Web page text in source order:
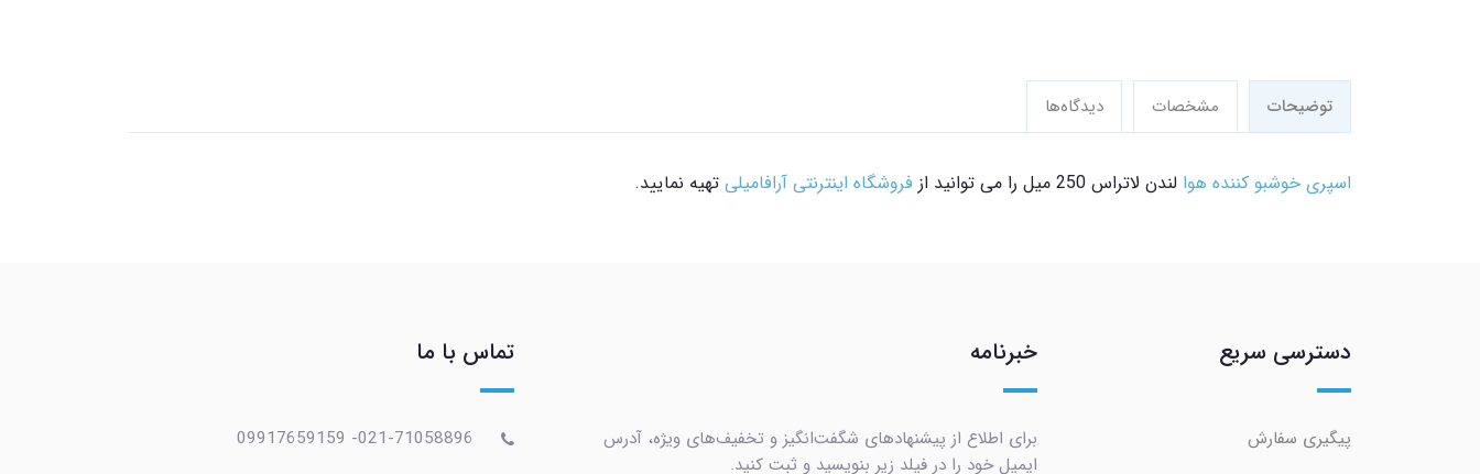
توضیحات مشخصات دیدگاه‌ها
اسپری خوشبو کننده هوا لندن لاتراس 250 میل را می توانید از فروشگاه اینترنتی آرافامیلی تهیه نمایید.
دسترسی سریع
پیگیری سفارش
خبرنامه
برای اطلاع از پیشنهادهای شگفت‌انگیز و تخفیف‌های ویژه، آدرس
ایمیل خود را در فیلد زیر بنویسید و ثبت کنید.
تماس با ما